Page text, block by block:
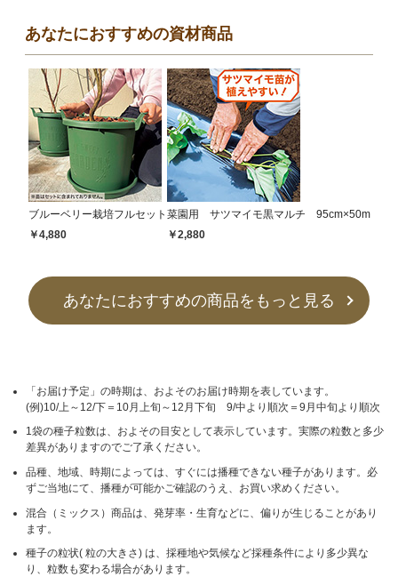
あなたにおすすめの資材商品
ブルーベリー栽培フルセット
￥4,880
菜園用 サツマイモ黒マルチ 95cm×50m
￥2,880
あなたにおすすめの商品をもっと見る
「お届け予定」の時期は、およそのお届け時期を表しています。
(例)10/上～12/下＝10月上旬～12月下旬 9/中より順次＝9月中旬より順次
1袋の種子粒数は、およその目安として表示しています。実際の粒数と多少
差異がありますのでご了承ください。
品種、地域、時期によっては、すぐには播種できない種子があります。必
ずご当地にて、播種が可能かご確認のうえ、お買い求めください。
混合（ミックス）商品は、発芽率・生育などに、偏りが生じることがあり
ます。
種子の粒状( 粒の大きさ) は、採種地や気候など採種条件により多少異な
り、粒数も変わる場合があります。